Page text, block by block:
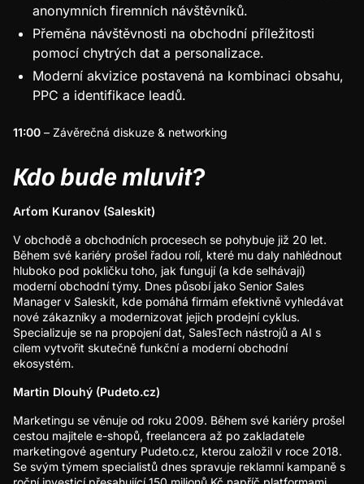
anonymních firemních návštěvníků.
​Přeměna návštěvnosti na obchodní příležitosti
pomocí chytrých dat a personalizace.
​Moderní akvizice postavená na kombinaci obsahu,
PPC a identifikace leadů.
11:00 – Závěrečná diskuze & networking
Kdo bude mluvit?
Arťom Kuranov (Saleskit)
V obchodě a obchodních procesech se pohybuje již 20 let.
Během své kariéry prošel řadou rolí, které mu daly nahlédnout
hluboko pod pokličku toho, jak fungují (a kde selhávají)
moderní obchodní týmy. Dnes působí jako Senior Sales
Manager v Saleskit, kde pomáhá firmám efektivně vyhledávat
nové zákazníky a modernizovat jejich prodejní cyklus.
Specializuje se na propojení dat, SalesTech nástrojů a AI s
cílem vytvořit skutečně funkční a moderní obchodní
ekosystém.
Martin Dlouhý (Pudeto.cz)
Marketingu se věnuje od roku 2009. Během své kariéry prošel
cestou majitele e-shopů, freelancera až po zakladatele
marketingové agentury Pudeto.cz, kterou založil v roce 2018.
Se svým týmem specialistů dnes spravuje reklamní kampaně s